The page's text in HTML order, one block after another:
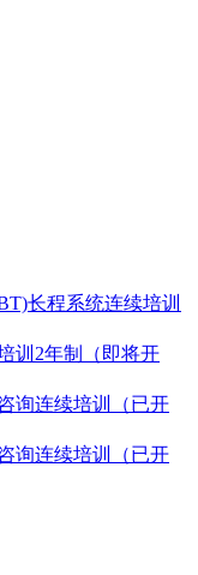
长程系统连续培训
训2年制（即将开
询连续培训（已开
询连续培训（已开